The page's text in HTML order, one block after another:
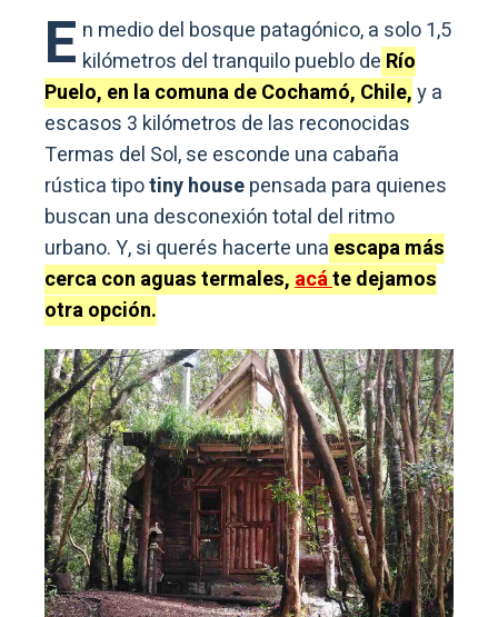
E n medio del bosque patagónico, a solo 1,5
kilómetros del tranquilo pueblo de Río
Puelo, en la comuna de Cochamó, Chile,y a
escasos 3 kilómetros de las reconocidas
Termas del Sol, se esconde una cabaña
rústica tipotiny housepensada para quienes
buscan una desconexión total del ritmo
urbano. Y, si querés hacerte una escapa más
cerca con aguas termales,acáte dejamos
otra opción.